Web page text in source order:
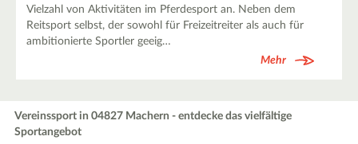
Vielzahl von Aktivitäten im Pferdesport an. Neben dem
Reitsport selbst, der sowohl für Freizeitreiter als auch für
ambitionierte Sportler geeig…
Mehr
Vereinssport in 04827 Machern - entdecke das vielfältige
Sportangebot